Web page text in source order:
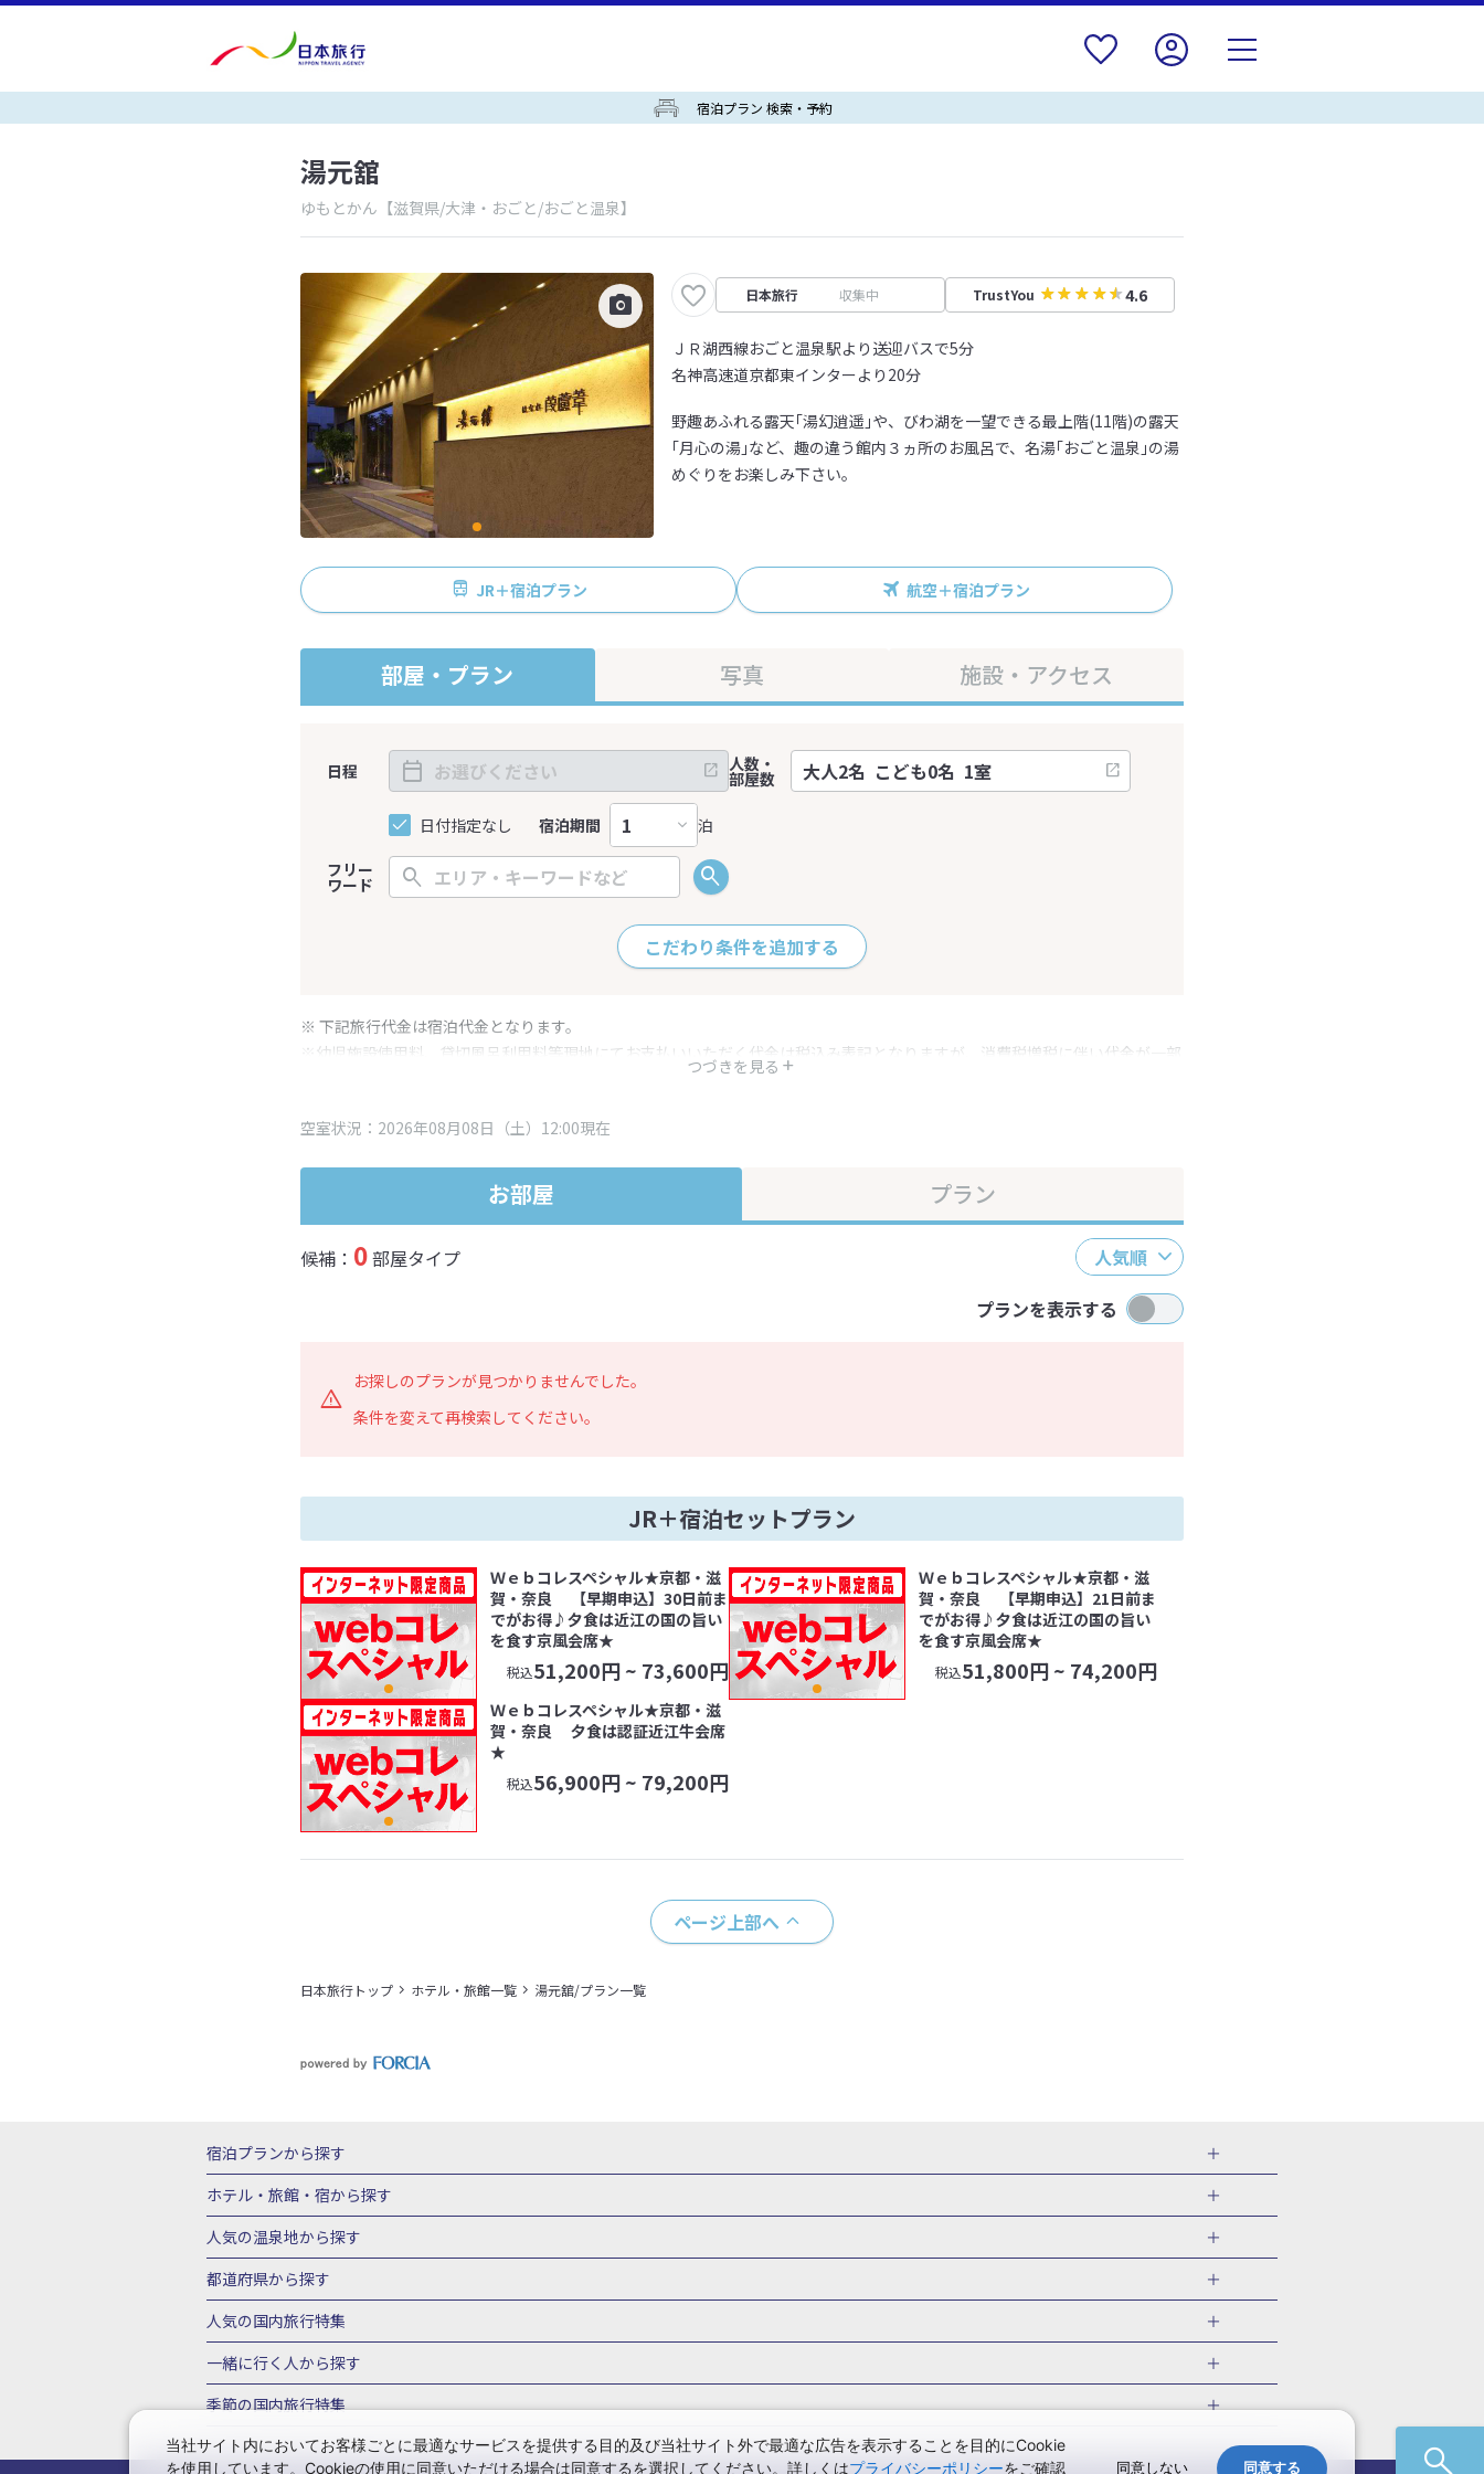
宿泊プラン 検索・予約
湯元舘
ゆもとかん 【滋賀県/大津・おごと/おごと温泉】
日本旅行 収集中 TrustYou 4.6
ＪＲ湖西線おごと温泉駅より送迎バスで5分
名神高速道京都東インターより20分
野趣あふれる露天｢湯幻逍遥｣や、びわ湖を一望できる最上階(11階)の露天
｢月心の湯｣など、趣の違う館内３ヵ所のお風呂で、名湯｢おごと温泉｣の湯
めぐりをお楽しみ下さい。
JR＋宿泊プラン 航空＋宿泊プラン
部屋・プラン 写真 施設・アクセス
日程
日付指定なし 宿泊期間 泊
人数・
部屋数
フリー
ワード
こだわり条件を追加する
つづきを見る
※ 下記旅行代金は宿泊代金となります。
※幼児施設使用料、貸切風呂利用料等現地にてお支払いいただく代金は税込み表記となりますが、消費税増税に伴い代金が一部
空室状況：2026年08月08日（土）12:00現在
お部屋 プラン
候補： 0部屋タイプ
人気順
プランを表示する
お探しのプランが見つかりませんでした。
条件を変えて再検索してください。
JR＋宿泊セットプラン
Ｗｅｂコレスペシャル★京都・滋
賀・奈良 【早期申込】30日前ま
でがお得♪夕食は近江の国の旨い
を食す京風会席★
税込51,200円 ~ 73,600円
Ｗｅｂコレスペシャル★京都・滋
賀・奈良 【早期申込】21日前ま
でがお得♪夕食は近江の国の旨い
を食す京風会席★
税込51,800円 ~ 74,200円
Ｗｅｂコレスペシャル★京都・滋
賀・奈良 夕食は認証近江牛会席
★
税込56,900円 ~ 79,200円
ページ上部へ
日本旅行トップ ホテル・旅館一覧 湯元舘/プラン一覧
宿泊プランから探す
北海道
東北 青森県
栃木県
群馬県 北陸 富山県 石川県 福井県 甲信越 山梨県 新潟県 長野県 東海 静岡県 岐阜県
愛知県
三重県
近畿 滋賀県 京都府 大阪府 兵庫県 奈良県 和歌山県 四国 徳島県 高知県 香川県 愛媛県
中国
岡山県
広島県
ホテル・旅館・宿から探す
北海道ホテル・旅館
山形県ホテル・旅館
福島県ホテル・旅館 東京都ホテル・旅館 神奈川県ホテル・旅館
埼玉県ホテル・旅館
千葉県ホテル・旅館
茨城県ホテル・旅館 栃木県ホテル・旅館 群馬県ホテル・旅館
富山県ホテル・旅館
石川県ホテル・旅館
静岡県ホテル・旅館
京都府ホテル・旅館
大阪府ホテル・旅館 兵庫県ホテル・旅館 奈良県ホテル・旅館
和歌山県ホテル・旅館
広島県ホテル・旅館
鳥取県ホテル・旅館 島根県ホテル・旅館 山口県ホテル・旅館
福岡県ホテル・旅館
人気の温泉地から探す
北海道
湯の川温泉(北海道)
川湯温泉(北海道)
層雲峡温泉(北海道) 知床温泉(北海道) 東北 花巻温泉(岩手) 蔵王温泉(山形)
かみのやま温泉(山形)
鳴子温泉(宮城)
秋保温泉(宮城) 飯坂温泉(福島) 北陸 和倉温泉(石川) 宇奈月温泉(富山) あわら温泉(福井)
関東
鬼怒川温泉(栃木)
川治温泉(栃木)
伊豆箱根
箱根湯本温泉(神奈川)
白骨温泉(長野)
湯田中渋温泉(長野) 昼神温泉(長野) 東海 浜名湖かんざんじ温泉(静岡) 下呂温泉(岐阜) 関西
都道府県から探す
北海道旅行・ツアー
山形旅行・ツアー
福島旅行・ツアー 関東 東京旅行・ツアー 神奈川旅行・ツアー 埼玉旅行・ツアー
千葉旅行・ツアー
茨城旅行・ツアー
栃木旅行・ツアー 群馬旅行・ツアー 北陸 富山旅行・ツアー 石川旅行・ツアー
福井旅行・ツアー
甲信越
山梨旅行・ツアー 新潟旅行・ツアー 長野旅行・ツアー 東海 静岡旅行・ツアー
岐阜旅行・ツアー
愛知旅行・ツアー
三重旅行・ツアー 関西 滋賀旅行・ツアー 京都旅行・ツアー 大阪旅行・ツアー
兵庫旅行・ツアー
人気の国内旅行特集
東京ディズニーリゾート®への旅
一緒に行く人から探す
一人旅 国内版
家族・子連れ旅行 国内版
季節の国内旅行特集
桜・お花見特集
ゴールデンウィーク（GW）の国内旅行 夏休み・お盆の国内旅行 7月の国内旅行
8月の国内旅行
当社サイト内においてお客様ごとに最適なサービスを提供する目的及び当社サイト外で最適な広告を表示することを目的にCookie
を使用しています。Cookieの使用に同意いただける場合は同意するを選択してください。詳しくはプライバシーポリシーをご確認 同意しない 同意する